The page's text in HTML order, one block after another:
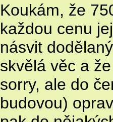
Koukám, že
každou cenu
násvit
skvělá věc a
sorry, ale do
budovou)